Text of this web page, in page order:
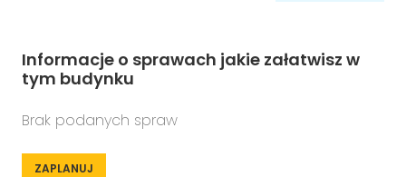
Informacje o sprawach jakie załatwisz w
tym budynku
Brak podanych spraw
ZAPLANUJ